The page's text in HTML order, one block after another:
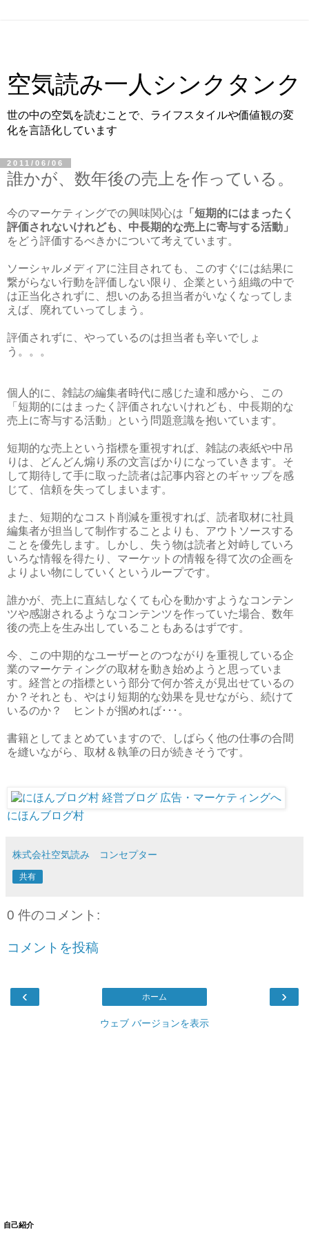
空気読み一人シンクタンク
世の中の空気を読むことで、ライフスタイルや価値観の変
化を言語化しています
2011/06/06
誰かが、数年後の売上を作っている。
今のマーケティングでの興味関心は 「短期的にはまったく
評価されないけれども、中長期的な売上に寄与する活動」
をどう評価するべきかについて考えています。
ソーシャルメディアに注目されても、このすぐには結果に
繋がらない行動を評価しない限り、企業という組織の中で
は正当化されずに、想いのある担当者がいなくなってしま
えば、廃れていってしまう。
評価されずに、やっているのは担当者も辛いでしょ
う。。。
個人的に、雑誌の編集者時代に感じた違和感から、この
「短期的にはまったく評価されないけれども、中長期的な
売上に寄与する活動」という問題意識を抱いています。
短期的な売上という指標を重視すれば、雑誌の表紙や中吊
りは、どんどん煽り系の文言ばかりになっていきます。そ
して期待して手に取った読者は記事内容とのギャップを感
じて、信頼を失ってしまいます。
また、短期的なコスト削減を重視すれば、読者取材に社員
編集者が担当して制作することよりも、アウトソースする
ことを優先します。しかし、失う物は読者と対峙していろ
いろな情報を得たり、マーケットの情報を得て次の企画を
よりよい物にしていくというループです。
誰かが、売上に直結しなくても心を動かすようなコンテン
ツや感謝されるようなコンテンツを作っていた場合、数年
後の売上を生み出していることもあるはずです。
今、この中期的なユーザーとのつながりを重視している企
業のマーケティングの取材を動き始めようと思っていま
す。経営との指標という部分で何か答えが見出せているの
か？それとも、やはり短期的な効果を見せながら、続けて
いるのか？ ヒントが掴めれば･･･。
書籍としてまとめていますので、しばらく他の仕事の合間
を縫いながら、取材＆執筆の日が続きそうです。
にほんブログ村
株式会社空気読み コンセプター
共有
0 件のコメント:
コメントを投稿
‹ ›
ホーム
ウェブ バージョンを表示
自己紹介